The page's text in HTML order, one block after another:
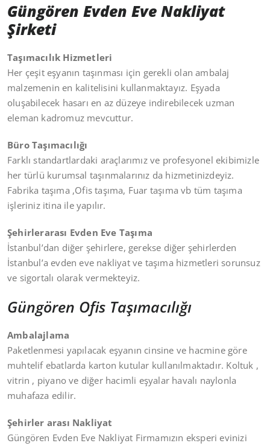
Güngören Evden Eve Nakliyat
Şirketi
Taşımacılık Hizmetleri
Her çeşit eşyanın taşınması için gerekli olan ambalaj
malzemenin en kalitelisini kullanmaktayız. Eşyada
oluşabilecek hasarı en az düzeye indirebilecek uzman
eleman kadromuz mevcuttur.
Büro Taşımacılığı
Farklı standartlardaki araçlarımız ve profesyonel ekibimizle
her türlü kurumsal taşınmalarınız da hizmetinizdeyiz.
Fabrika taşıma ,Ofis taşıma, Fuar taşıma vb tüm taşıma
işleriniz itina ile yapılır.
Şehirlerarası Evden Eve Taşıma
İstanbul’dan diğer şehirlere, gerekse diğer şehirlerden
İstanbul’a evden eve nakliyat ve taşıma hizmetleri sorunsuz
ve sigortalı olarak vermekteyiz.
Güngören Ofis Taşımacılığı
Ambalajlama
Paketlenmesi yapılacak eşyanın cinsine ve hacmine göre
muhtelif ebatlarda karton kutular kullanılmaktadır. Koltuk ,
vitrin , piyano ve diğer hacimli eşyalar havalı naylonla
muhafaza edilir.
Şehirler arası Nakliyat
Güngören Evden Eve Nakliyat Firmamızın eksperi evinizi